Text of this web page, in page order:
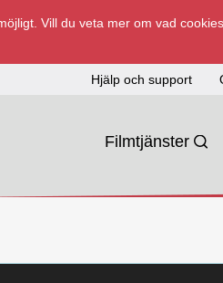
Vill du veta mer om vad
Hjälp och support
Filmtjänster